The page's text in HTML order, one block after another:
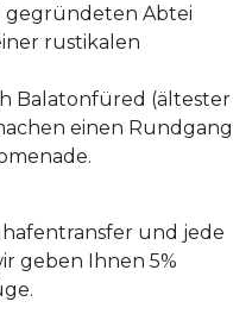
gegründeten Abtei
rustikalen
Balatonfüred (ältester
einen Rundgang
und jede
geben Ihnen 5%